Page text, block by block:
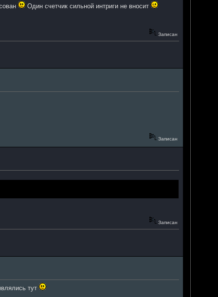
Один счетчик сильной интриги не вносит
Записан
Записан
Записан
тут